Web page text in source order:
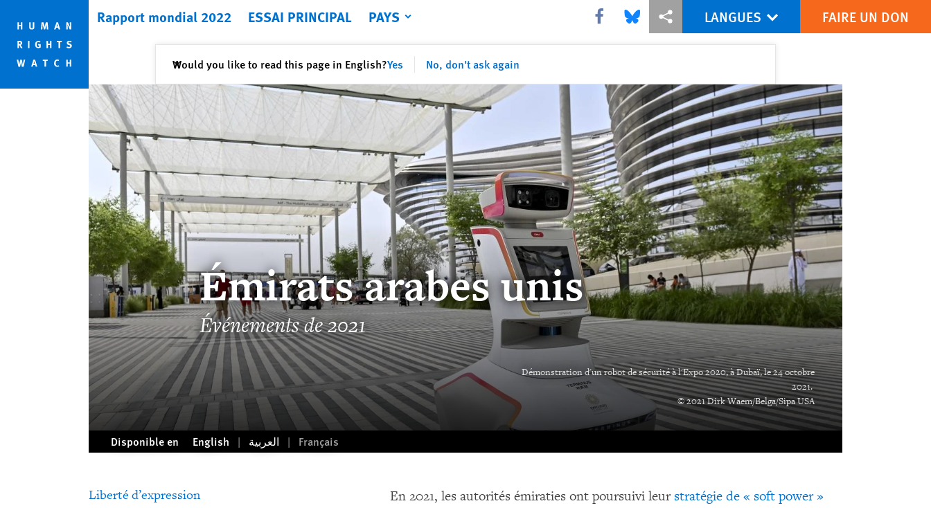
cookie
privacy
main
content
Rapport mondial 2022 ESSAI PRINCIPAL PAYS Share this via Facebook
Share this via Bluesky
Share this via Partagez
LANGUES FAIRE UN DON
Would you like to read this page in English?Yes No, don't ask again
✕Fermer
Émirats arabes unis
Événements de 2021
Démonstration d'un robot de sécurité à l'Expo 2020, à Dubaï, le 24 octobre
2021.
© 2021 Dirk Waem/Belga/Sipa USA
Disponible en English العربية Français
Liberté d’expression
En 2021, les autorités émiraties ont poursuivi leur stratégie de « soft power »